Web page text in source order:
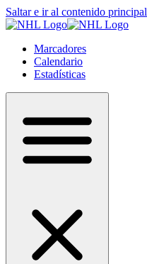
Saltar e ir al contenido principal
Marcadores
Calendario
Estadísticas